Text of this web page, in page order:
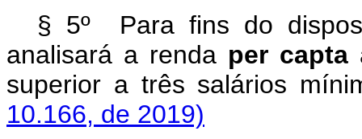
§ 5º Para fins do
analisará a renda per capta
superior a três salários
10.166, de 2019)